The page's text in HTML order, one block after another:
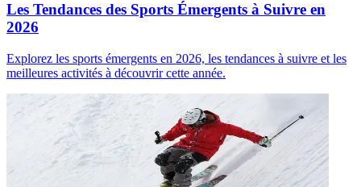
Les Tendances des Sports Émergents à Suivre en
2026
Explorez les sports émergents en 2026, les tendances à suivre et les
meilleures activités à découvrir cette année.